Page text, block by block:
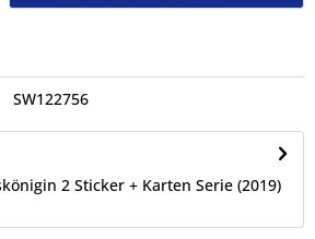
SW122756
2 Sticker + Karten Serie (2019)